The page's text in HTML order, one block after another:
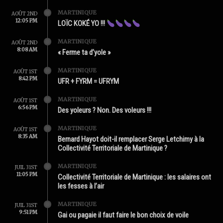
AOÛT 2ND
12:05 PM
MARTINIQUE
LOÏC KOKÉ YO !!!
AOÛT 2ND
8:08 AM
MARTINIQUE
« Ferme ta d’yole »
AOÛT 1ST
8:42 PM
MARTINIQUE
UFR + FYRM = UFRYM
AOÛT 1ST
6:56 PM
MARTINIQUE
Des yoleurs ? Non. Des voleurs !!!
AOÛT 1ST
8:35 AM
MARTINIQUE
Bernard Hayot doit-il remplacer Serge Letchimy à la
Collectivité Territoriale de Martinique ?
JUIL 31ST
11:05 PM
MARTINIQUE
Collectivité Territoriale de Martinique : les salaires ont
les fesses à l’air
JUIL 31ST
9:51 PM
MARTINIQUE
Gai ou pagaie il faut faire le bon choix de voile